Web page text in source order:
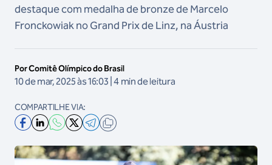
destaque com medalha de bronze de Marcelo
Fronckowiak no Grand Prix de Linz, na Áustria
Por Comitê Olímpico do Brasil
10 de mar, 2025 às 16:03 | 4 min de leitura
COMPARTILHE VIA: